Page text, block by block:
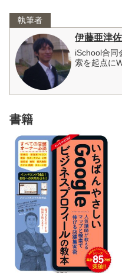
執筆者
伊藤亜津佐
iSchool合同
索を起点に
書籍